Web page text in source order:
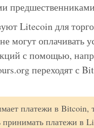
Litecoin для
могут оплачивать
с помощью,
переходят с
платежи в Bitcoin,
платежи в